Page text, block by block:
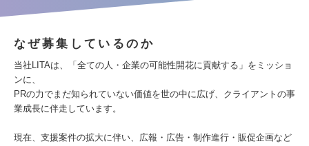
なぜ募集しているのか
当社LITAは、「全ての人・企業の可能性開花に貢献する」をミッショ
ンに、
PRの力でまだ知られていない価値を世の中に広げ、クライアントの事
業成長に伴走しています。
現在、支援案件の拡大に伴い、広報・広告・制作進行・販促企画など